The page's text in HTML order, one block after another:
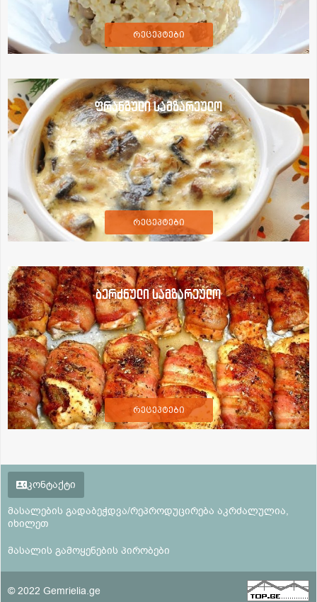
რეცეპტები
ფრანგული სამზარეულო
რეცეპტები
ბერძნული სამზარეულო
რეცეპტები
კონტაქტი
მასალების გადაბეჭდვა/რეპროდუცირება აკრძალულია,
იხილეთ
მასალის გამოყენების პირობები
© 2022 Gemrielia.ge